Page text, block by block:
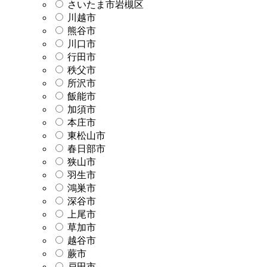
さいたま市岩槻区
川越市
熊谷市
川口市
行田市
秩父市
所沢市
飯能市
加須市
本庄市
東松山市
春日部市
狭山市
羽生市
鴻巣市
深谷市
上尾市
草加市
越谷市
蕨市